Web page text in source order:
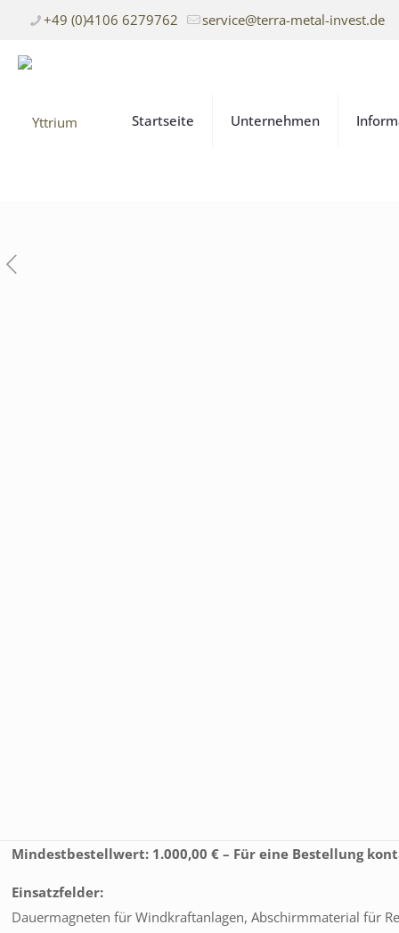
+49 (0)4106 6279762 service@terra-metal-invest.de
Startseite Unternehmen
Mindestbestellwert: 1.000,00 € – Für eine Bestellung
Einsatzfelder:
Dauermagneten für Windkraftanlagen, Abschirmmaterial für